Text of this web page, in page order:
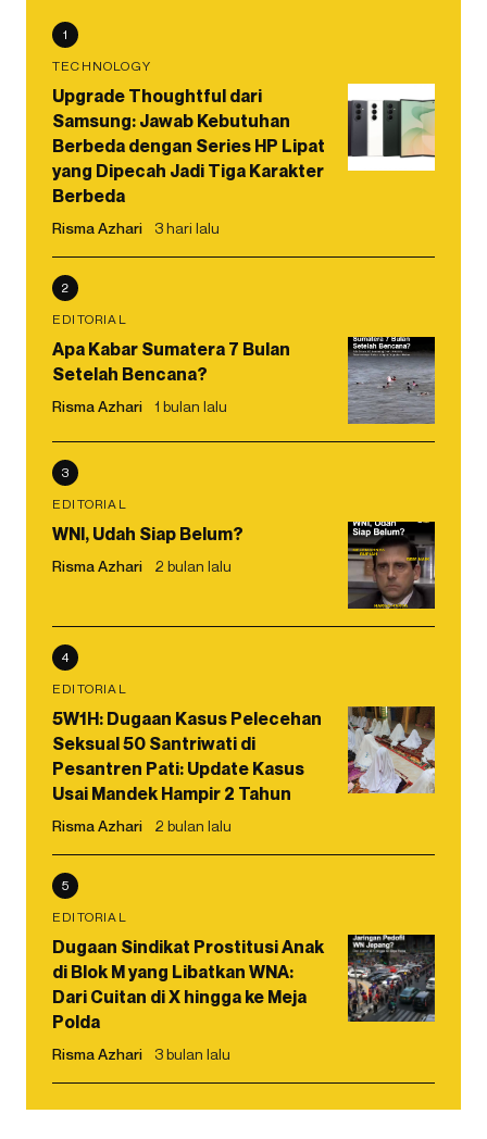
1
TECHNOLOGY
Upgrade Thoughtful dari
Samsung: Jawab Kebutuhan
Berbeda dengan Series HP Lipat
yang Dipecah Jadi Tiga Karakter
Berbeda
Risma Azhari 3 hari lalu
2
EDITORIAL
Apa Kabar Sumatera 7 Bulan
Setelah Bencana?
Risma Azhari 1 bulan lalu
3
EDITORIAL
WNI, Udah Siap Belum?
Risma Azhari 2 bulan lalu
4
EDITORIAL
5W1H: Dugaan Kasus Pelecehan
Seksual 50 Santriwati di
Pesantren Pati: Update Kasus
Usai Mandek Hampir 2 Tahun
Risma Azhari 2 bulan lalu
5
EDITORIAL
Dugaan Sindikat Prostitusi Anak
di Blok M yang Libatkan WNA:
Dari Cuitan di X hingga ke Meja
Polda
Risma Azhari 3 bulan lalu